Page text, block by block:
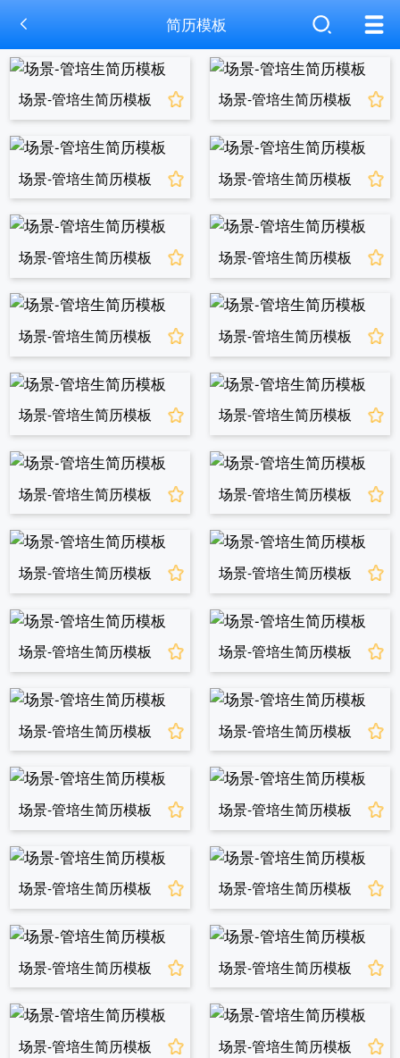
简历模板
场景-管培生简历模板 场景-管培生简历模板
场景-管培生简历模板 场景-管培生简历模板
场景-管培生简历模板 场景-管培生简历模板
场景-管培生简历模板 场景-管培生简历模板
场景-管培生简历模板 场景-管培生简历模板
场景-管培生简历模板 场景-管培生简历模板
场景-管培生简历模板 场景-管培生简历模板
场景-管培生简历模板 场景-管培生简历模板
场景-管培生简历模板 场景-管培生简历模板
场景-管培生简历模板 场景-管培生简历模板
场景-管培生简历模板 场景-管培生简历模板
场景-管培生简历模板 场景-管培生简历模板
场景-管培生简历模板 场景-管培生简历模板